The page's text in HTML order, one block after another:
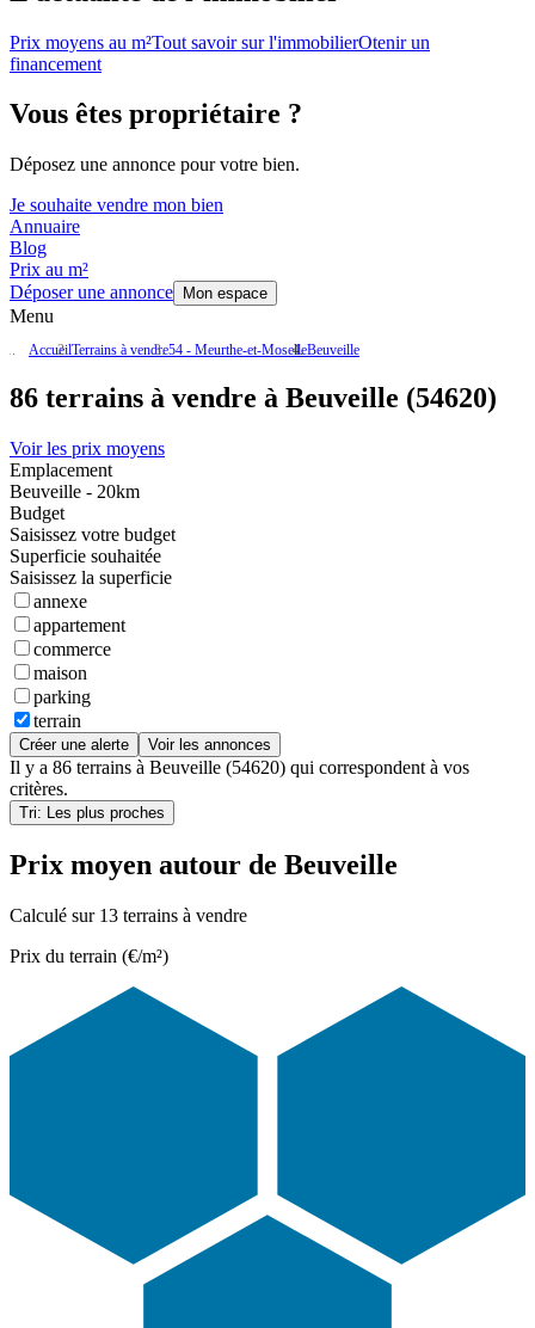
Prix moyens au m²Tout savoir sur l'immobilierOtenir un
financement
Vous êtes propriétaire ?
Déposez une annonce pour votre bien.
Je souhaite vendre mon bien
Annuaire
Blog
Prix au m²
Déposer une annonce
Mon espace
Menu
AccueilTerrains à vendre54 - Meurthe-et-MoselleBeuveille
86 terrains à vendre à Beuveille (54620)
Voir les prix moyens
Emplacement
Beuveille - 20km
Budget
Saisissez votre budget
Superficie souhaitée
Saisissez la superficie
annexe
appartement
commerce
maison
parking
terrain
Créer une alerte Voir les annonces
Il y a 86 terrains à Beuveille (54620) qui correspondent à vos
critères.
Tri: Les plus proches
Prix moyen autour de Beuveille
Calculé sur 13 terrains à vendre
Prix du terrain (€/m²)